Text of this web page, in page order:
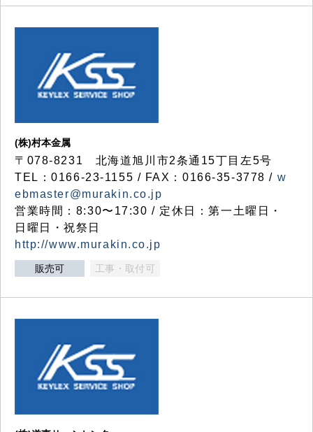
(株)村本金属
〒078-8231 北海道旭川市2条通15丁目左5号
TEL：0166-23-1155 / FAX：0166-35-3778 / w
ebmaster@murakin.co.jp
営業時間：8:30〜17:30 / 定休日：第一土曜日・
日曜日・祝祭日
http://www.murakin.co.jp
販売可 工事・取付可